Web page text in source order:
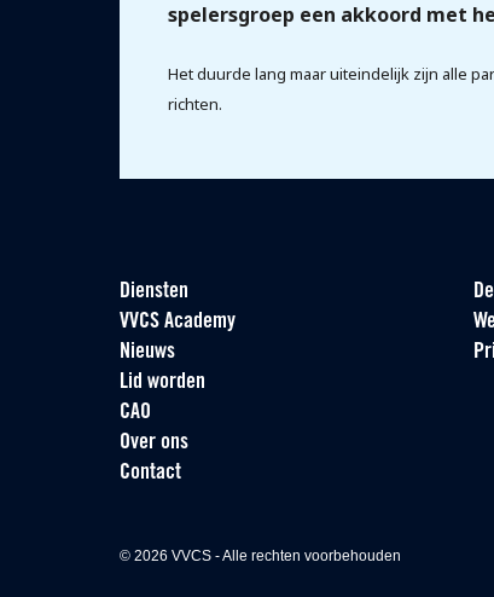
spelersgroep een akkoord met
Het duurde lang maar uiteindelijk zijn alle
richten.
Diensten
VVCS Academy
Nieuws
Lid worden
CAO
Over ons
Contact
© 2026 VVCS - Alle rechten voorbehouden